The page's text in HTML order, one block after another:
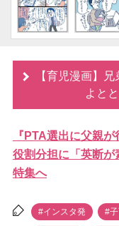
【育児漫画】
よと
『PTA選出に父親
役割分担に「英断が
特集へ
#インスタ発 #